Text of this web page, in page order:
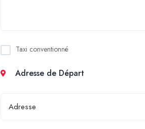
Taxi conventionné
Adresse de Départ